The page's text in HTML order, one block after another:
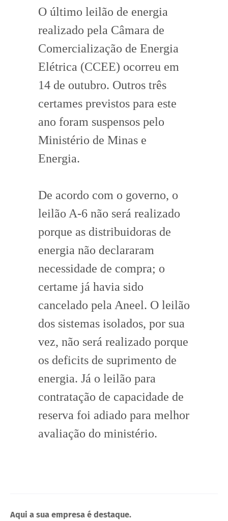
O último leilão de energia
realizado pela Câmara de
Comercialização de Energia
Elétrica (CCEE) ocorreu em
14 de outubro. Outros três
certames previstos para este
ano foram suspensos pelo
Ministério de Minas e
Energia.
De acordo com o governo, o
leilão A-6 não será realizado
porque as distribuidoras de
energia não declararam
necessidade de compra; o
certame já havia sido
cancelado pela Aneel. O leilão
dos sistemas isolados, por sua
vez, não será realizado porque
os deficits de suprimento de
energia. Já o leilão para
contratação de capacidade de
reserva foi adiado para melhor
avaliação do ministério.
Aqui a sua empresa é destaque.